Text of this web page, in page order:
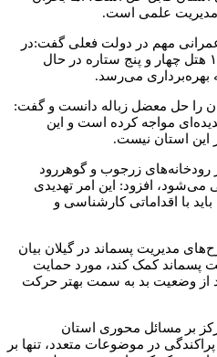
مدیریت علمی است.
مهم در دولت فعلی گفت:در
گیلان با تلاش‌های صورت گرفته ۱۳ هتل چهار و پنج ستاره در حال
می‌رسد.
را حل معضل زباله دانست و گفت:
مواجه کرده است و این
استان نیست.
رودخانه‌های زرجوب و گوهررود
می‌شود، افزود: این امر تهدیدی
با اقداماتی کارشناسی و
مدیریت پسماند در گیلان بیان
پسماند کمک کند، مورد حمایت
از وضعیت بد به سمت بهتر حرکت
بر مسائل محوری استان
در موضوعات متعدد، تنها بر